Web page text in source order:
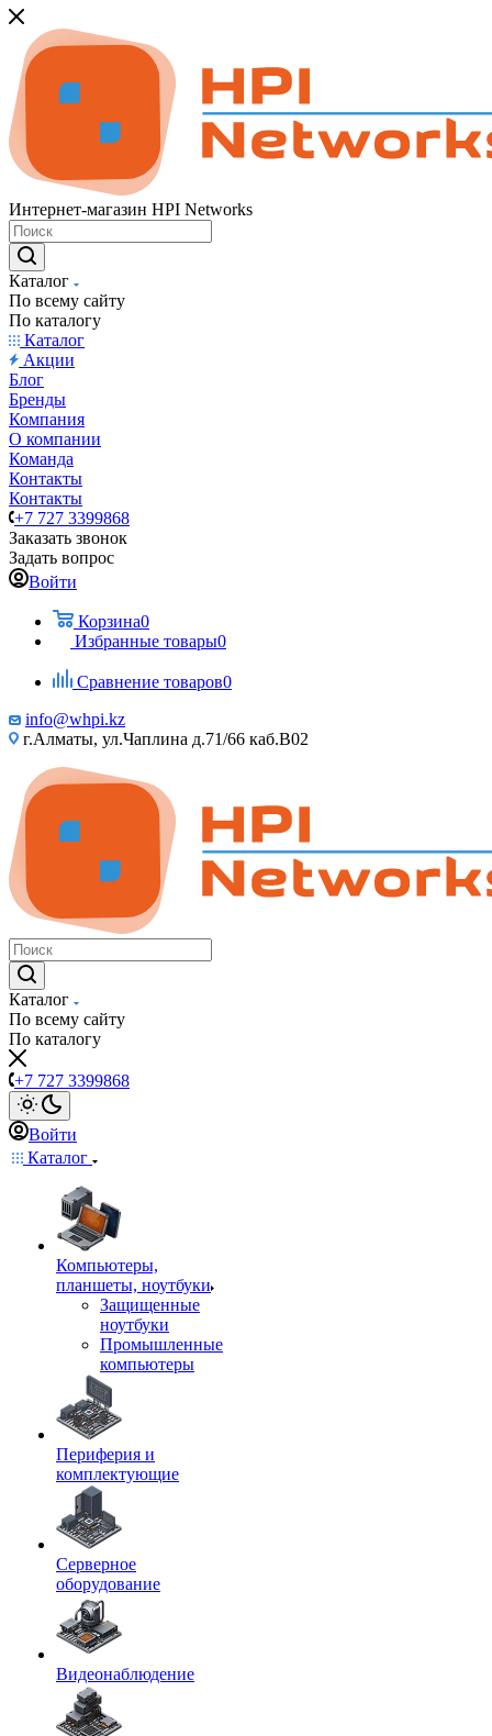
Интернет-магазин HPI Networks
Каталог
По всему сайту
По каталогу
Каталог
Акции
Блог
Бренды
Компания
О компании
Команда
Контакты
Контакты
+7 727 3399868
Заказать звонок
Задать вопрос
Войти
Корзина0
Избранные товары0
Сравнение товаров0
info@whpi.kz
г.Алматы, ул.Чаплина д.71/66 каб.B02
Каталог
По всему сайту
По каталогу
+7 727 3399868
Войти
Каталог
Компьютеры,
планшеты, ноутбуки
Защищенные
ноутбуки
Промышленные
компьютеры
Периферия и
комплектующие
Серверное
оборудование
Видеонаблюдение